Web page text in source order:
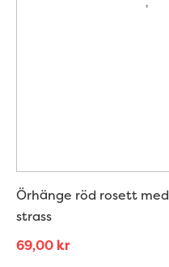
Örhänge röd rosett med
strass
69,00 kr